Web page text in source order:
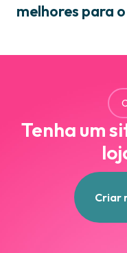
melhores para
Tenha um
Criar